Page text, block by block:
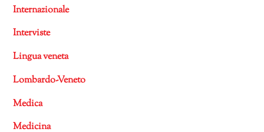
Internazionale
Interviste
Lingua veneta
Lombardo-Veneto
Medica
Medicina